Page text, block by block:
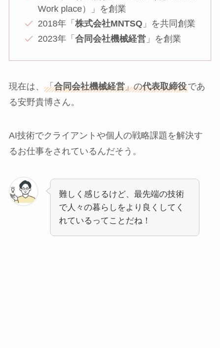
Work place）」を創業
2018年「株式会社MNTSQ 」を共同創業
2023年「合同会社機械経営 」を創業
現在は、 「合同会社機械経営」の代表取締役であ
る安野貴博さん。
AI技術でクライアントや個人の戦略課題を解決す
るお仕事をされているんだそう。
難しく感じるけど、最先端の技術
で人々の暮らしをより良くしてく
れているってことだね！